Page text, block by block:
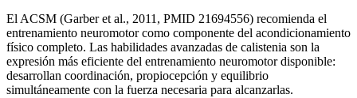
El ACSM (Garber et al., 2011, PMID 21694556) recomienda el
entrenamiento neuromotor como componente del acondicionamiento
físico completo. Las habilidades avanzadas de calistenia son la
expresión más eficiente del entrenamiento neuromotor disponible:
desarrollan coordinación, propiocepción y equilibrio
simultáneamente con la fuerza necesaria para alcanzarlas.